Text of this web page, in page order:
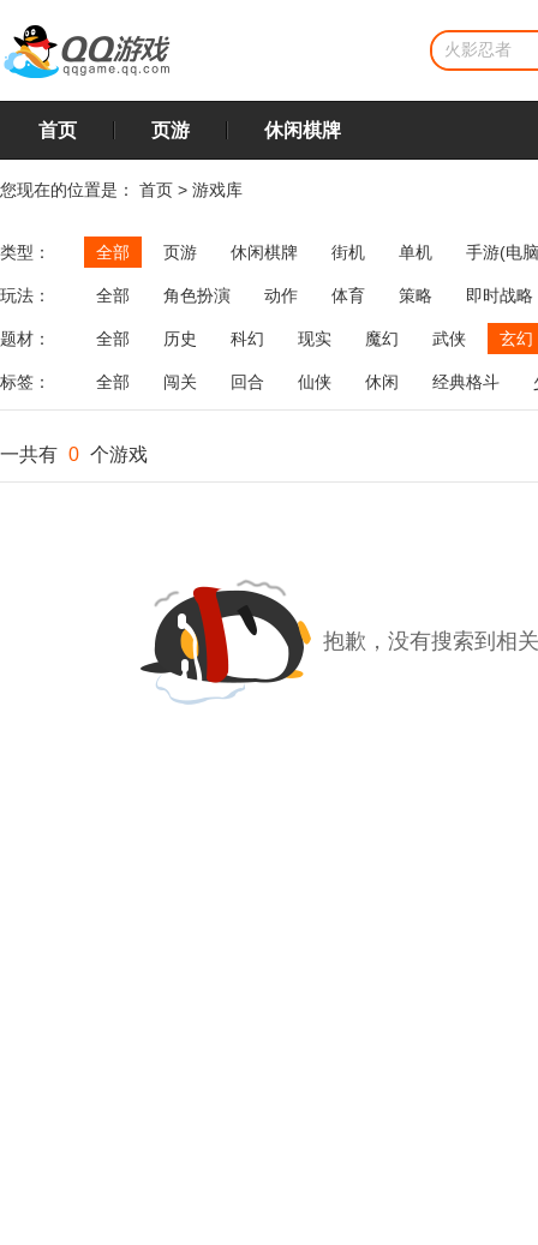
首页 页游 休闲棋牌
您现在的位置是： 首页 > 游戏库
类型： 全部 页游 休闲棋牌 街机 单机 手游(电
玩法： 全部 角色扮演 动作 体育 策略
即时战略
飞行
恋爱 第三人称射击 棋类 牌类 麻将
题材： 全部 历史 科幻 现实 魔幻 武侠 玄幻
标签： 全部 闯关 回合 仙侠 休闲 经典格斗
一共有 0 个游戏
抱歉，没有搜索到相